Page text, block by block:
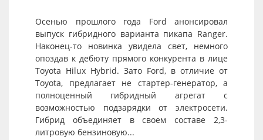
Осенью прошлого года Ford анонсировал
выпуск гибридного варианта пикапа Ranger.
Наконец-то новинка увидела свет, немного
опоздав к дебюту прямого конкурента в лице
Toyota Hilux Hybrid. Зато Ford, в отличие от
Toyota, предлагает не стартер-генератор, а
полноценный гибридный агрегат с
возможностью подзарядки от электросети.
Гибрид объединяет в своем составе 2,3-
литровую бензиновую...